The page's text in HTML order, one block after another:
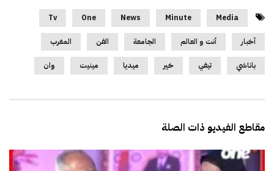
Media
Minute
News
One
Tv
أخبار أنت و العالم الجامعة الفن المغرب
باناشي تيفي خير ميديا مينيت وان
مقاطع الفيديو ذات الصلة